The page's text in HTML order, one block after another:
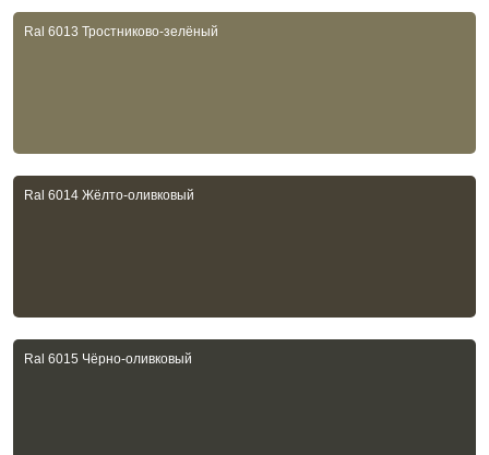
Ral 6013 Тростниково-зелёный
Ral 6014 Жёлто-оливковый
Ral 6015 Чёрно-оливковый